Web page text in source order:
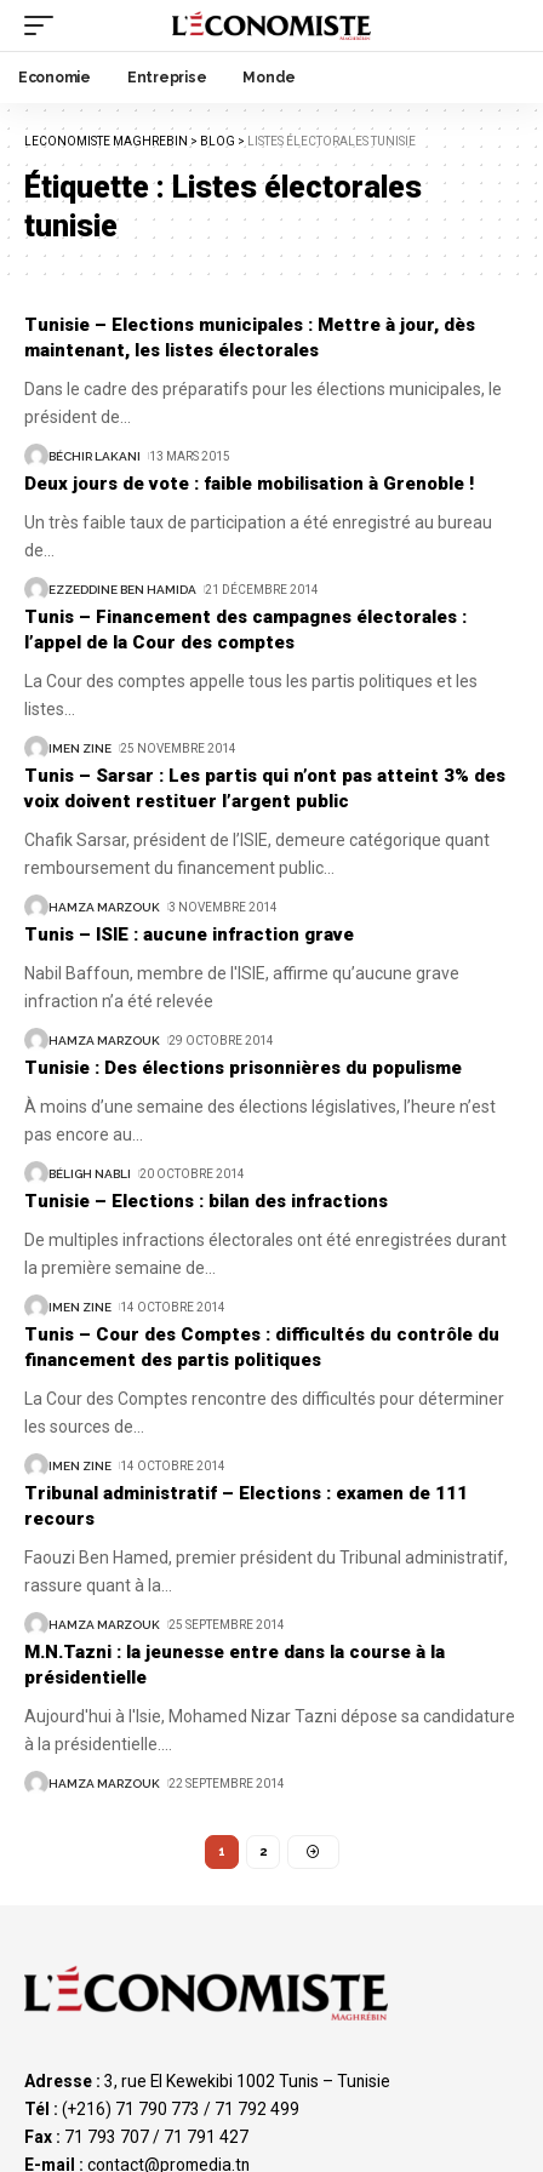
Economie Entreprise Monde
LECONOMISTE MAGHREBIN > BLOG > LISTES ÉLECTORALES TUNISIE
Étiquette :Listes électorales
tunisie
Tunisie – Elections municipales : Mettre à jour, dès
maintenant, les listes électorales
Dans le cadre des préparatifs pour les élections municipales, le
président de
BÉCHIR LAKANI 13 MARS 2015
Deux jours de vote : faible mobilisation à Grenoble !
Un très faible taux de participation a été enregistré au bureau
de
EZZEDDINE BEN HAMIDA 21 DÉCEMBRE 2014
Tunis – Financement des campagnes électorales :
l’appel de la Cour des comptes
La Cour des comptes appelle tous les partis politiques et les
listes
IMEN ZINE 25 NOVEMBRE 2014
Tunis – Sarsar : Les partis qui n’ont pas atteint 3% des
voix doivent restituer l’argent public
Chafik Sarsar, président de l’ISIE, demeure catégorique quant
remboursement du financement public
HAMZA MARZOUK 3 NOVEMBRE 2014
Tunis – ISIE : aucune infraction grave
Nabil Baffoun, membre de l'ISIE, affirme qu’aucune grave
infraction n’a été relevée
HAMZA MARZOUK 29 OCTOBRE 2014
Tunisie : Des élections prisonnières du populisme
À moins d’une semaine des élections législatives, l’heure n’est
pas encore au
BÉLIGH NABLI 20 OCTOBRE 2014
Tunisie – Elections : bilan des infractions
De multiples infractions électorales ont été enregistrées durant
la première semaine de
IMEN ZINE 14 OCTOBRE 2014
Tunis – Cour des Comptes : difficultés du contrôle du
financement des partis politiques
La Cour des Comptes rencontre des difficultés pour déterminer
les sources de
IMEN ZINE 14 OCTOBRE 2014
Tribunal administratif – Elections : examen de 111
recours
Faouzi Ben Hamed, premier président du Tribunal administratif,
rassure quant à la
HAMZA MARZOUK 25 SEPTEMBRE 2014
M.N.Tazni : la jeunesse entre dans la course à la
présidentielle
Aujourd'hui à l'Isie, Mohamed Nizar Tazni dépose sa candidature
à la présidentielle.
HAMZA MARZOUK 22 SEPTEMBRE 2014
1 2
Adresse : 3, rue El Kewekibi 1002 Tunis – Tunisie
Tél : (+216) 71 790 773 / 71 792 499
Fax : 71 793 707 / 71 791 427
E-mail : contact@promedia.tn